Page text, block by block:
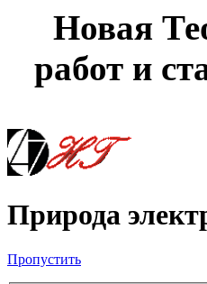
Новая
работ и
Природа
Пропустить